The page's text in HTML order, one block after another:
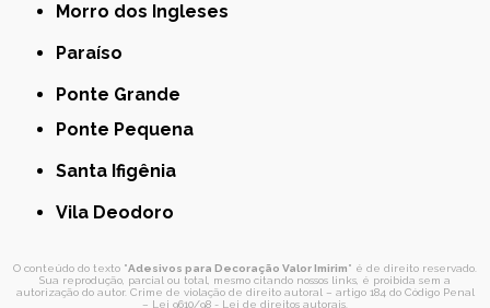
Morro dos Ingleses
Paraíso
Ponte Grande
Ponte Pequena
Santa Ifigênia
Vila Deodoro
O conteúdo do texto "Adesivos para Decoração Valor Imirim" é de direito reservado.
Sua reprodução, parcial ou total, mesmo citando nossos links, é proibida sem a
autorização do autor. Crime de violação de direito autoral – artigo 184 do Código Penal
– Lei 9610/98 - Lei de direitos autorais